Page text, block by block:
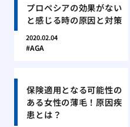
プロペシアの効果がない
と感じる時の原因と対策
2020.02.04
AGA
保険適用となる可能性の
ある女性の薄毛！原因疾
患とは？